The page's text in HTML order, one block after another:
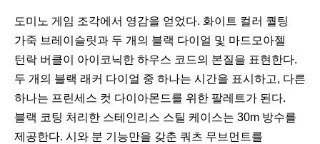
도미노 게임 조각에서 영감을 얻었다. 화이트 컬러 퀄팅
가죽 브레이슬릿과 두 개의 블랙 다이얼 및 마드모아젤
턴락 버클이 아이코닉한 하우스 코드의 본질을 표현한다.
두 개의 블랙 래커 다이얼 중 하나는 시간을 표시하고, 다른
하나는 프린세스 컷 다이아몬드를 위한 팔레트가 된다.
블랙 코팅 처리한 스테인리스 스틸 케이스는 30m 방수를
제공한다. 시와 분 기능만을 갖춘 쿼츠 무브먼트를